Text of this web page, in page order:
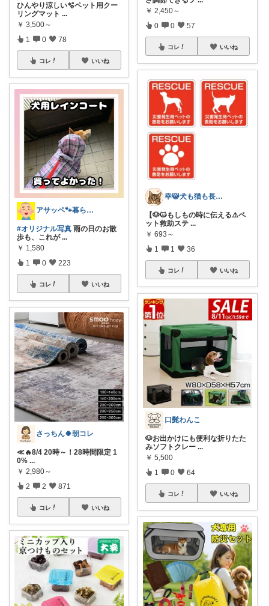
ひんやり涼しい🫧ペット用クー
リングマット︎ ...
￥ 3,500～
1 0 78
コレ いいね
アサッペ🐾暮らしを整える愛用品セレクト
#オリジナル写真 雨の日のお散
歩も、これが ...
￥ 1,580
1 0 223
コレ いいね
さっちん🍀朝コレ
≪🔥8/4 20時～！28時間限定 1
0% ...
￥ 2,980～
2 2 871
コレ いいね
￥ 2,450～
0 0 57
コレ いいね
幸😸犬も猫も長生きしよう〜
【🐶🐱もしもの時に伝える⚠️ペ
ット救助ステ ...
￥ 693～
1 1 36
コレ いいね
口髭わんこ
🐶お出かけにも便利な折りたた
みソフトクレー ...
￥ 5,500
1 0 64
コレ いいね